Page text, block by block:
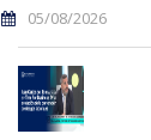
05/08/2026